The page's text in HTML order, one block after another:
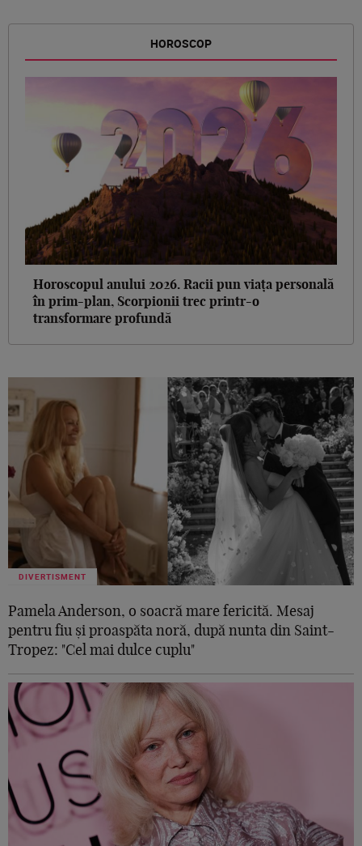
HOROSCOP
Horoscopul anului 2026. Racii pun viața personală
în prim-plan, Scorpionii trec printr-o
transformare profundă
DIVERTISMENT
Pamela Anderson, o soacră mare fericită. Mesaj
pentru fiu și proaspăta noră, după nunta din Saint-
Tropez: "Cel mai dulce cuplu"